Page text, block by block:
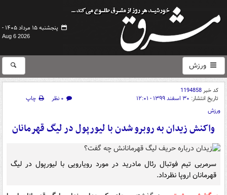
پنجشنبه ۱۵ مرداد ۱۴۰۵ -
Aug 6 2026
ورزش
کد خبر1194858
تاریخ انتشار: ۳۰ اسفند ۱۳۹۹ - ۱۲:۰۱ ۰ نظر
چاپ
ورزش
واکنش زیدان به روبرو شدن با لیورپول در لیگ قهرمانان
سرمربی تیم فوتبال رئال مادرید در مورد رویارویی با لیورپول در لیگ
قهرمانان اروپا نظرداد.